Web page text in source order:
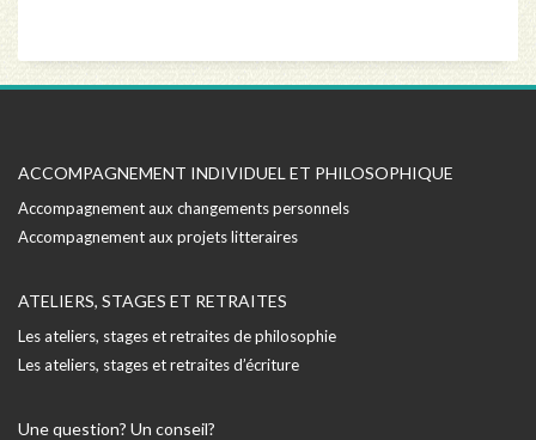
ACCOMPAGNEMENT INDIVIDUEL ET PHILOSOPHIQUE
Accompagnement aux changements personnels
Accompagnement aux projets litteraires
ATELIERS, STAGES ET RETRAITES
Les ateliers, stages et retraites de philosophie
Les ateliers, stages et retraites d’écriture
Une question? Un conseil?